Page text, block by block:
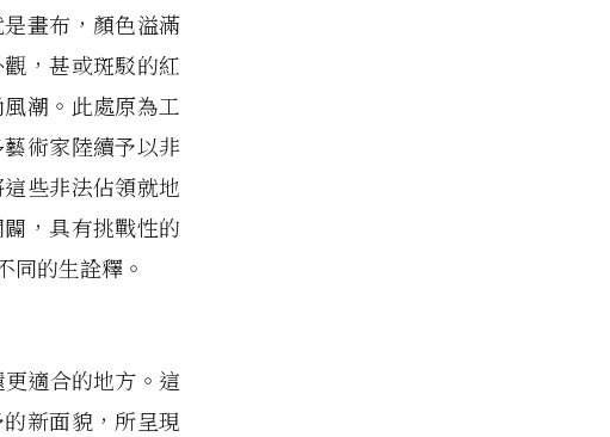
畫布，顏色溢滿
，甚或斑駁的紅
潮。此處原為工
術家陸續予以非
些非法佔領就地
，具有挑戰性的
同的生詮釋。
適合的地方。這
新面貌，所呈現